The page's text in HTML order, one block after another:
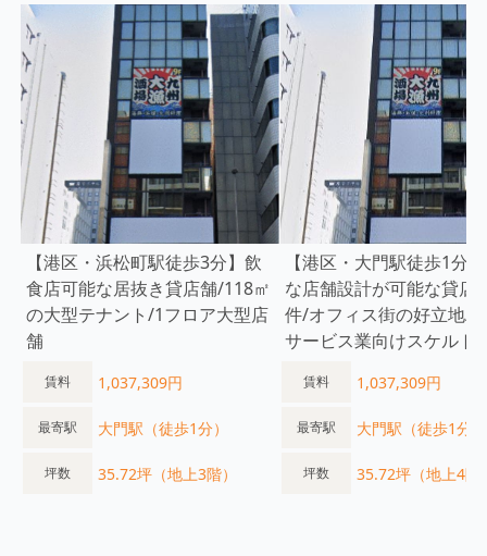
【港区・浜松町駅徒歩3分】飲
食店可能な居抜き貸店舗/118㎡
の大型テナント/1フロア大型店
舗
賃料 1,037,309円
最寄駅 大門駅（徒歩1分）
坪数 35.72坪（地上3階）
【港区・大門駅徒歩1分
な店舗設計が可能な貸店
件/オフィス街の好立地/
サービス業向けスケルト
賃料 1,037,309円
最寄駅 大門駅（徒歩1分）
坪数 35.72坪（地上4階